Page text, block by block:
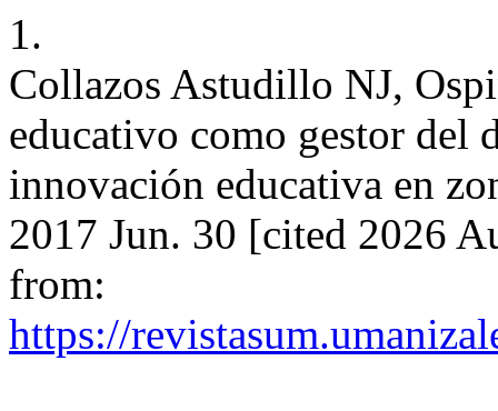
1.
Collazos Astudillo NJ,
educativo como gestor del
innovación educativa en
2017 Jun. 30 [cited 2026
from:
https://